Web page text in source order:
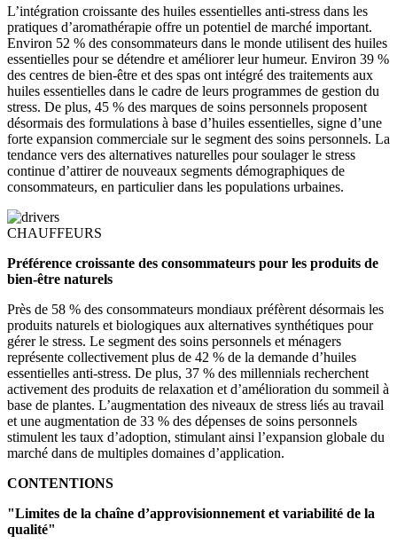
L’intégration croissante des huiles essentielles anti-stress dans les
pratiques d’aromathérapie offre un potentiel de marché important.
Environ 52 % des consommateurs dans le monde utilisent des huiles
essentielles pour se détendre et améliorer leur humeur. Environ 39 %
des centres de bien-être et des spas ont intégré des traitements aux
huiles essentielles dans le cadre de leurs programmes de gestion du
stress. De plus, 45 % des marques de soins personnels proposent
désormais des formulations à base d’huiles essentielles, signe d’une
forte expansion commerciale sur le segment des soins personnels. La
tendance vers des alternatives naturelles pour soulager le stress
continue d’attirer de nouveaux segments démographiques de
consommateurs, en particulier dans les populations urbaines.
CHAUFFEURS
Préférence croissante des consommateurs pour les produits de
bien-être naturels
Près de 58 % des consommateurs mondiaux préfèrent désormais les
produits naturels et biologiques aux alternatives synthétiques pour
gérer le stress. Le segment des soins personnels et ménagers
représente collectivement plus de 42 % de la demande d’huiles
essentielles anti-stress. De plus, 37 % des millennials recherchent
activement des produits de relaxation et d’amélioration du sommeil à
base de plantes. L’augmentation des niveaux de stress liés au travail
et une augmentation de 33 % des dépenses de soins personnels
stimulent les taux d’adoption, stimulant ainsi l’expansion globale du
marché dans de multiples domaines d’application.
CONTENTIONS
"Limites de la chaîne d’approvisionnement et variabilité de la
qualité"